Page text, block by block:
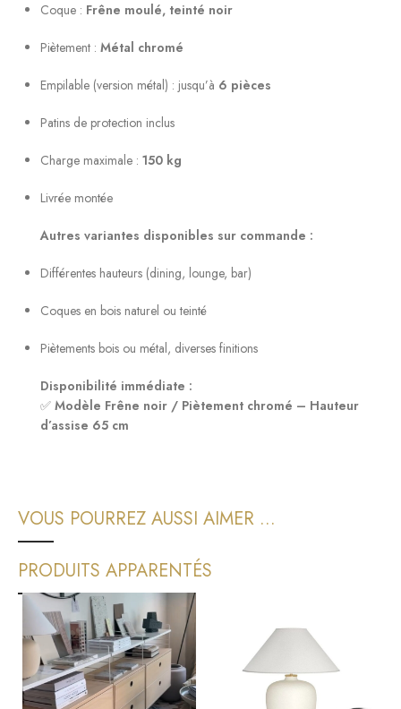
Coque : Frêne moulé, teinté noir
Piètement : Métal chromé
Empilable (version métal) : jusqu’à 6 pièces
Patins de protection inclus
Charge maximale : 150 kg
Livrée montée
Autres variantes disponibles sur commande :
Différentes hauteurs (dining, lounge, bar)
Coques en bois naturel ou teinté
Piètements bois ou métal, diverses finitions
Disponibilité immédiate :
✅ Modèle Frêne noir / Piètement chromé – Hauteur
d’assise 65 cm
VOUS POURREZ AUSSI AIMER ...
PRODUITS APPARENTÉS